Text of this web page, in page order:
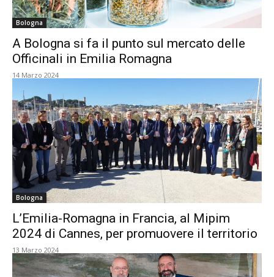
Bologna
A Bologna si fa il punto sul mercato delle
Officinali in Emilia Romagna
14 Marzo 2024
Bologna
L’Emilia-Romagna in Francia, al Mipim
2024 di Cannes, per promuovere il territorio
13 Marzo 2024